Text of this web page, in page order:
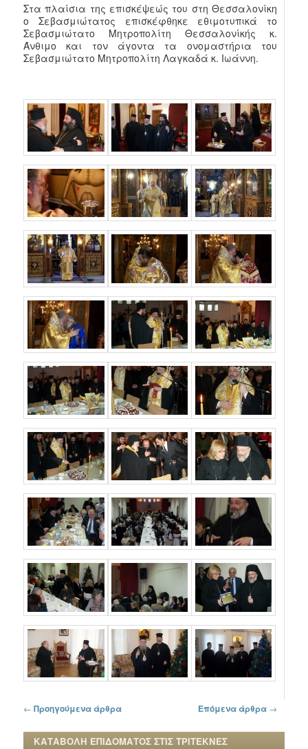
Στα πλαίσια της επισκέψεώς του στη Θεσσαλονίκη
ο Σεβασμιώτατος επισκέφθηκε εθιμοτυπικά το
Σεβασμιώτατο Μητροπολίτη Θεσσαλονίκής κ.
Άνθιμο και τον άγοντα τα ονομαστήρια του
Σεβασμιώτατο Μητροπολίτη Λαγκαδά κ. Ιωάννη.
Πλοήγηση στα άρθρα
← Προηγούμενα άρθρα Επόμενα άρθρα →
ΚΑΤΑΒΟΛΗ ΕΠΙΔΟΜΑΤΟΣ ΣΤΙΣ ΤΡΙΤΕΚΝΕΣ